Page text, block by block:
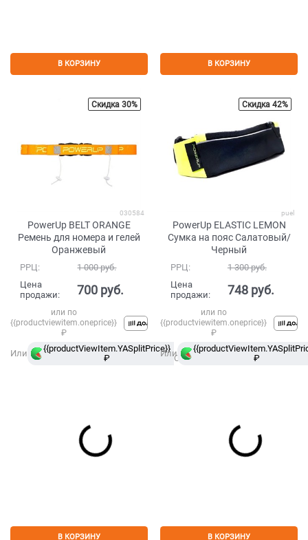
В КОРЗИНУ В КОРЗИНУ
Скидка 30%
030584
PowerUp BELT ORANGE
Ремень для номера и гелей
Оранжевый
РРЦ: 1 000 руб.
Цена
продажи:
700 руб.
или по
{{productviewitem.oneprice}}
₽
Или
{{productViewItem.YASplitPrice}}
₽
в
Сплит
В КОРЗИНУ
Скидка 42%
puel
PowerUp ELASTIC LEMON
Сумка на пояс Салатовый/
Черный
РРЦ: 1 300 руб.
Цена
продажи:
748 руб.
или по
{{productviewitem.oneprice}}
₽
Или
₽
В КОРЗИНУ